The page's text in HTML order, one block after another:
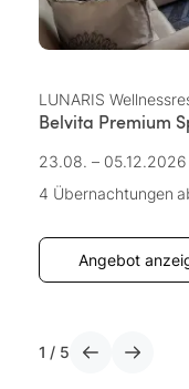
LUNARIS
Belvita Premium
23.08. – 05.12.2026
4 Übernachtungen
Angebot
1 / 5